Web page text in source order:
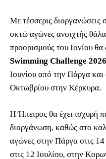
Με τέσσερις διοργανώσεις
οκτώ αγώνες ανοιχτής
προορισμούς του Ιονίου θα
Swimming Challenge
Ιουνίου από την Πάργα και
Οκτωβρίου στην Κέρκυρα.
Η Ήπειρος θα έχει ισχυρή
διοργάνωση, καθώς στο
αγώνες στην Πάργα στις
στις 12 Ιουλίου, στην